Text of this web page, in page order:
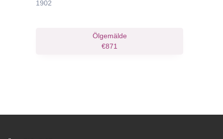
1902
Ölgemälde
€871